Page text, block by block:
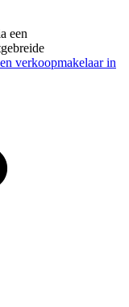
een
verkoopmakelaar in